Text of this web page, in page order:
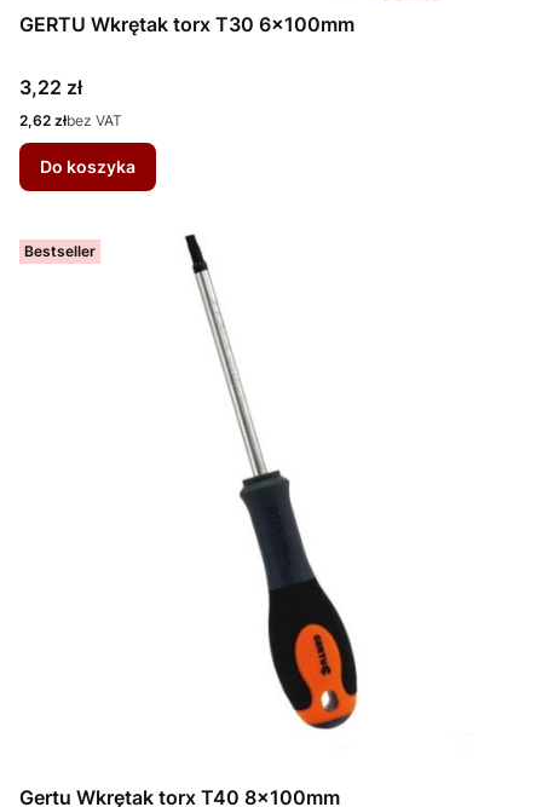
GERTU Wkrętak torx T30 6x100mm
Cena
3,22 zł
Cena
2,62 złbez VAT
Do koszyka
Bestseller
Gertu Wkrętak torx T40 8x100mm